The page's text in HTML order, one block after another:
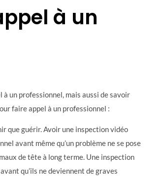
à un
à un professionnel, mais aussi de savoir
faire appel à un professionnel :
que guérir. Avoir une inspection vidéo
avant même qu’un problème ne se pose
de tête à long terme. Une inspection
qu’ils ne deviennent de graves